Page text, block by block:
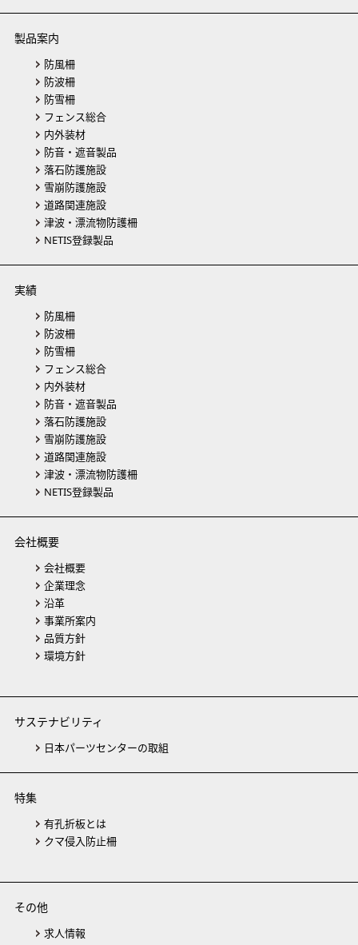
製品案内
防風柵
防波柵
防雪柵
フェンス総合
内外装材
防音・遮音製品
落石防護施設
雪崩防護施設
道路関連施設
津波・漂流物防護柵
NETIS登録製品
実績
防風柵
防波柵
防雪柵
フェンス総合
内外装材
防音・遮音製品
落石防護施設
雪崩防護施設
道路関連施設
津波・漂流物防護柵
NETIS登録製品
会社概要
会社概要
企業理念
沿革
事業所案内
品質方針
環境方針
サステナビリティ
日本パーツセンターの取組
特集
有孔折板とは
クマ侵入防止柵
その他
求人情報